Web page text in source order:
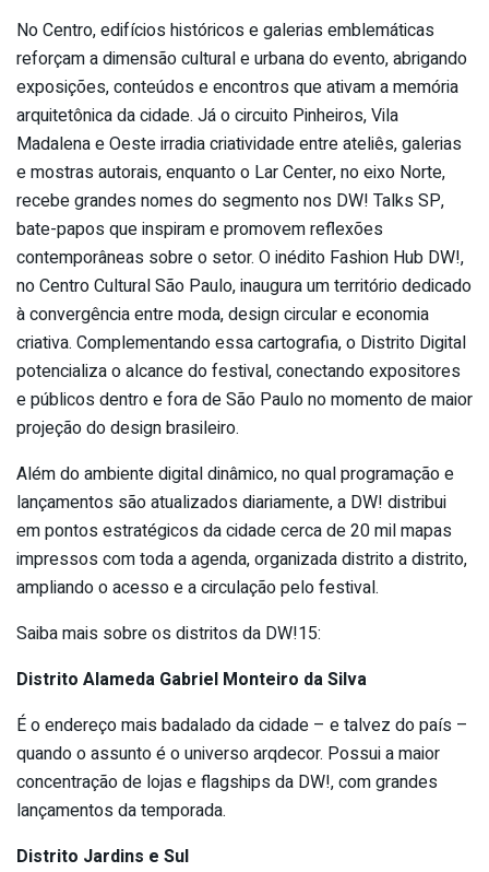
No Centro, edifícios históricos e galerias emblemáticas
reforçam a dimensão cultural e urbana do evento, abrigando
exposições, conteúdos e encontros que ativam a memória
arquitetônica da cidade. Já o circuito Pinheiros, Vila
Madalena e Oeste irradia criatividade entre ateliês, galerias
e mostras autorais, enquanto o Lar Center, no eixo Norte,
recebe grandes nomes do segmento nos DW! Talks SP,
bate-papos que inspiram e promovem reflexões
contemporâneas sobre o setor. O inédito Fashion Hub DW!,
no Centro Cultural São Paulo, inaugura um território dedicado
à convergência entre moda, design circular e economia
criativa. Complementando essa cartografia, o Distrito Digital
potencializa o alcance do festival, conectando expositores
e públicos dentro e fora de São Paulo no momento de maior
projeção do design brasileiro.
Além do ambiente digital dinâmico, no qual programação e
lançamentos são atualizados diariamente, a DW! distribui
em pontos estratégicos da cidade cerca de 20 mil mapas
impressos com toda a agenda, organizada distrito a distrito,
ampliando o acesso e a circulação pelo festival.
Saiba mais sobre os distritos da DW!15:
Distrito Alameda Gabriel Monteiro da Silva
É o endereço mais badalado da cidade – e talvez do país –
quando o assunto é o universo arqdecor. Possui a maior
concentração de lojas e flagships da DW!, com grandes
lançamentos da temporada.
Distrito Jardins e Sul